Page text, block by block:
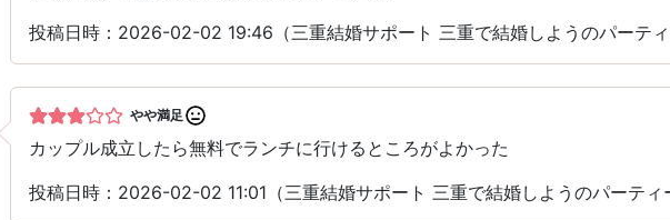
投稿日時：2026-02-02 19:46（三重結婚サポート 三重で結婚しようのパーティ
やや満足
カップル成立したら無料でランチに行けるところがよかった
投稿日時：2026-02-02 11:01（三重結婚サポート 三重で結婚しようのパーティ